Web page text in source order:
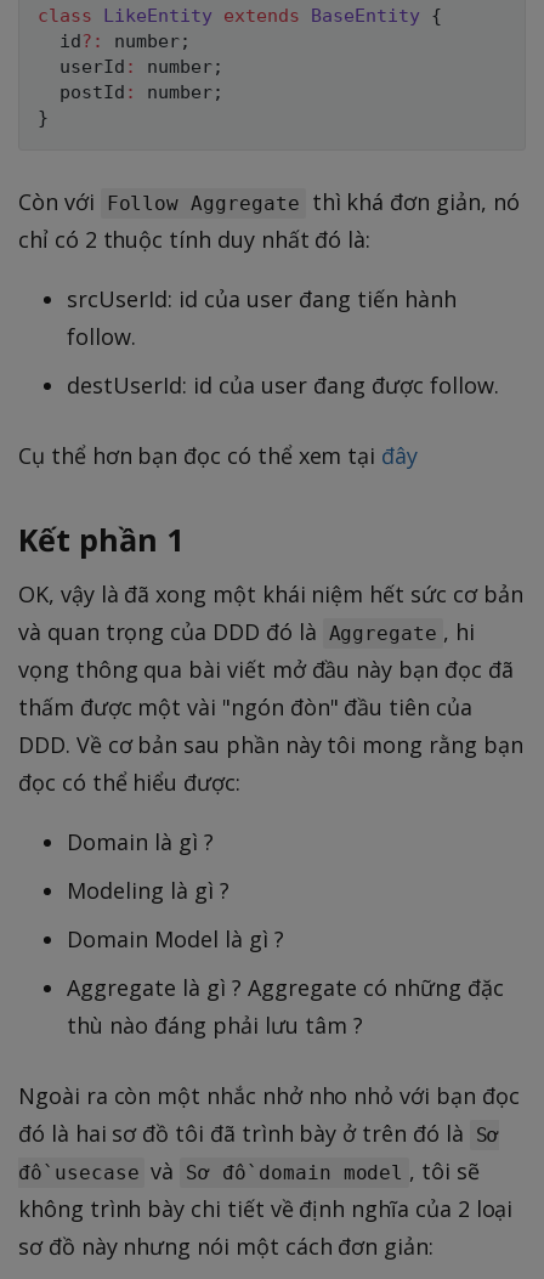
class LikeEntity extends BaseEntity
{
  id
? : number;
  userId
: number;
  postId
: number;
}
Còn với Follow Aggregate
thì khá đơn giản, nó
chỉ có 2 thuộc tính duy nhất đó là:
srcUserId: id của user đang tiến hành
follow.
destUserId: id của user đang được follow.
Cụ thể hơn bạn đọc có thể xem tại đây
Kết phần 1
OK, vậy là đã xong một khái niệm hết sức cơ bản
và quan trọng của DDD đó là Aggregate , hi
vọng thông qua bài viết mở đầu này bạn đọc đã
thấm được một vài "ngón đòn" đầu tiên của
DDD. Về cơ bản sau phần này tôi mong rằng bạn
đọc có thể hiểu được:
Domain là gì ?
Modeling là gì ?
Domain Model là gì ?
Aggregate là gì ? Aggregate có những đặc
thù nào đáng phải lưu tâm ?
Ngoài ra còn một nhắc nhở nho nhỏ với bạn đọc
đó là hai sơ đồ tôi đã trình bày ở trên đó là
Sơ
đồ usecase và Sơ đồ domain model , tôi sẽ
không trình bày chi tiết về định nghĩa của 2 loại
sơ đồ này nhưng nói một cách đơn giản: